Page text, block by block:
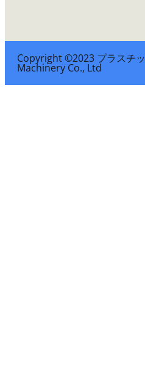
Copyright ©2023 プラスチ
Machinery Co., Ltd